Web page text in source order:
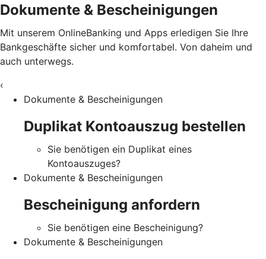
Dokumente & Bescheinigungen
Mit unserem OnlineBanking und Apps erledigen Sie Ihre
Bankgeschäfte sicher und komfortabel. Von daheim und
auch unterwegs.
‹
Dokumente & Bescheinigungen
Duplikat Kontoauszug bestellen
Sie benötigen ein Duplikat eines
Kontoauszuges?
Dokumente & Bescheinigungen
Bescheinigung anfordern
Sie benötigen eine Bescheinigung?
Dokumente & Bescheinigungen